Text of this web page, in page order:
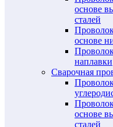
основе
сталей
основе
наплавки
Сварочная
основе
сталей